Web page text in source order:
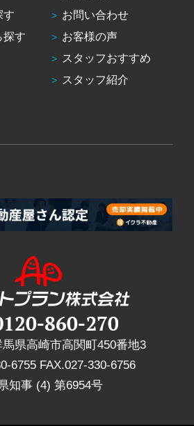
す
探す
お問い合わせ
お客様の声
スタッフおすすめ
スタッフ紹介
馬県高崎市高関町450番地3
6755 FAX.027-330-6756
知事 (4) 第6954号